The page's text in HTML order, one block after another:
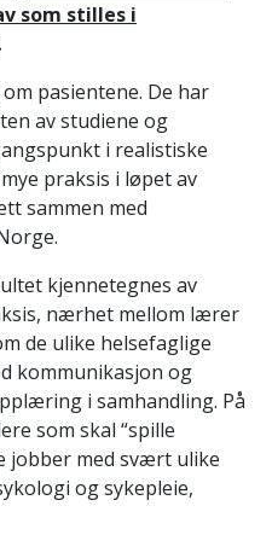
som stilles i
pasientene. De har
av studiene og
i realistiske
praksis i løpet av
sammen med
kjennetegnes av
nærhet mellom lærer
de ulike helsefaglige
kommunikasjon og
i samhandling. På
som skal “spille
jobber med svært ulike
og sykepleie,